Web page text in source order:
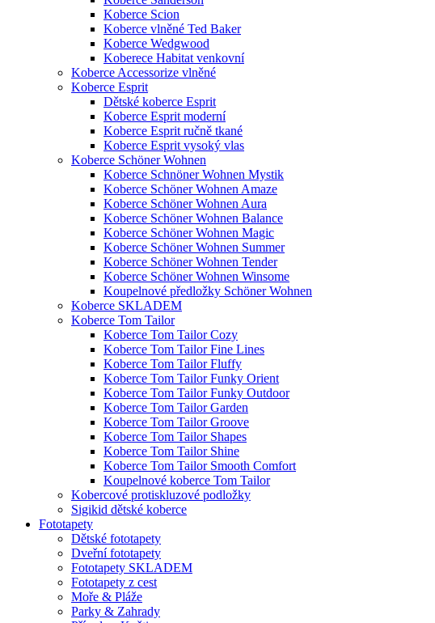
Koberce Scion
Koberce vlněné Ted Baker
Koberce Wedgwood
Koberece Habitat venkovní
Koberce Accessorize vlněné
Koberce Esprit
Dětské koberce Esprit
Koberce Esprit moderní
Koberce Esprit ručně tkané
Koberce Esprit vysoký vlas
Koberce Schöner Wohnen
Koberce Schnöner Wohnen Mystik
Koberce Schöner Wohnen Amaze
Koberce Schöner Wohnen Aura
Koberce Schöner Wohnen Balance
Koberce Schöner Wohnen Magic
Koberce Schöner Wohnen Summer
Koberce Schöner Wohnen Tender
Koberce Schöner Wohnen Winsome
Koupelnové předložky Schöner Wohnen
Koberce SKLADEM
Koberce Tom Tailor
Koberce Tom Tailor Cozy
Koberce Tom Tailor Fine Lines
Koberce Tom Tailor Fluffy
Koberce Tom Tailor Funky Orient
Koberce Tom Tailor Funky Outdoor
Koberce Tom Tailor Garden
Koberce Tom Tailor Groove
Koberce Tom Tailor Shapes
Koberce Tom Tailor Shine
Koberce Tom Tailor Smooth Comfort
Koupelnové koberce Tom Tailor
Kobercové protiskluzové podložky
Sigikid dětské koberce
Fototapety
Dětské fototapety
Dveřní fototapety
Fototapety SKLADEM
Fototapety z cest
Moře & Pláže
Parky & Zahrady